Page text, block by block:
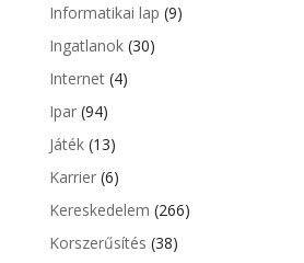
Informatikai lap (9)
Ingatlanok(30)
Internet(4)
Ipar(94)
Játék(13)
Karrier(6)
Kereskedelem (266)
Korszerűsítés (38)